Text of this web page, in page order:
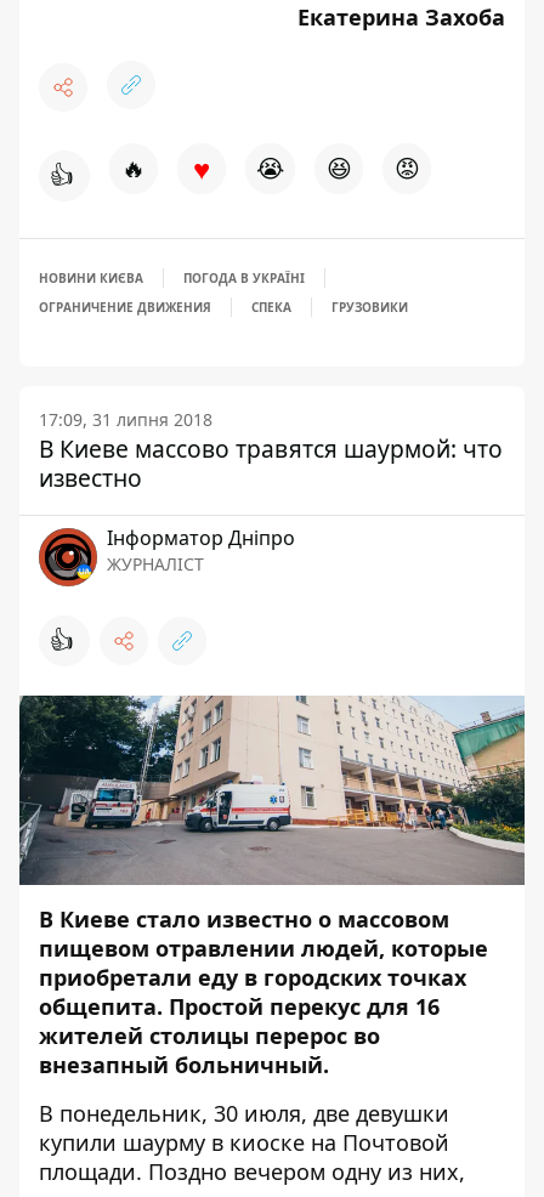
Екатерина Захоба
👍 🔥 ♥ 😭 😆 😡
НОВИНИ КИЄВА
ПОГОДА В УКРАЇНІ
ОГРАНИЧЕНИЕ ДВИЖЕНИЯ
СПЕКА ГРУЗОВИКИ
17:09, 31 липня 2018
В Киеве массово травятся шаурмой: что
известно
Інформатор Дніпро
ЖУРНАЛІСТ
👍
В Киеве стало известно о массовом
пищевом отравлении людей, которые
приобретали еду в городских точках
общепита. Простой перекус для 16
жителей столицы перерос во
внезапный больничный.
В понедельник, 30 июля, две девушки
купили шаурму в киоске на Почтовой
площади. Поздно вечером одну из них,